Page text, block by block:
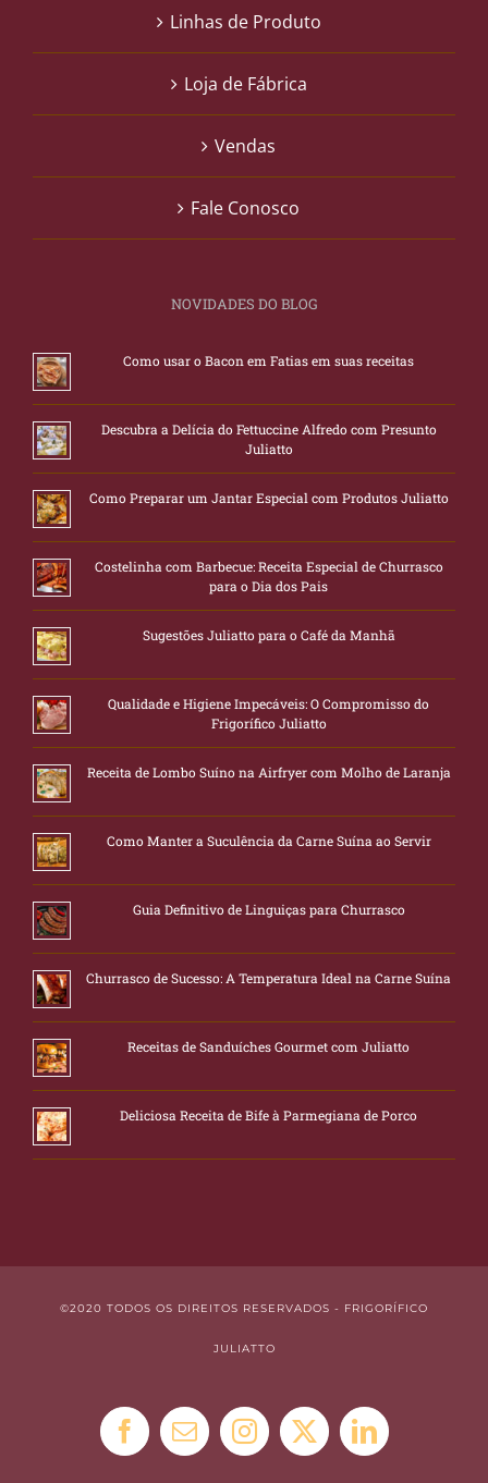
Linhas de Produto
Loja de Fábrica
Vendas
Fale Conosco
NOVIDADES DO BLOG
Como usar o Bacon em Fatias em suas receitas
Descubra a Delícia do Fettuccine Alfredo com Presunto
Juliatto
Como Preparar um Jantar Especial com Produtos Juliatto
Costelinha com Barbecue: Receita Especial de Churrasco
para o Dia dos Pais
Sugestões Juliatto para o Café da Manhã
Qualidade e Higiene Impecáveis: O Compromisso do
Frigorífico Juliatto
Receita de Lombo Suíno na Airfryer com Molho de Laranja
Como Manter a Suculência da Carne Suína ao Servir
Guia Definitivo de Linguiças para Churrasco
Churrasco de Sucesso: A Temperatura Ideal na Carne Suína
Receitas de Sanduíches Gourmet com Juliatto
Deliciosa Receita de Bife à Parmegiana de Porco
©2020 TODOS OS DIREITOS RESERVADOS - FRIGORÍFICO
JULIATTO
Facebook
E-
Instagram
X LinkedIn